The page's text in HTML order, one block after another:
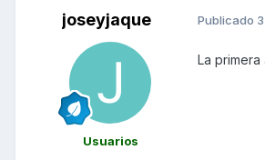
joseyjaque
Usuarios
Publicado
La